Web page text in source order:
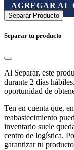
AGREGAR AL
Separar Producto
Separar tu producto
Al Separar, este
durante 2 días
oportunidad de
Ten en cuenta que,
reabastecimiento
inventario suele
centro de logística.
garantizar tu